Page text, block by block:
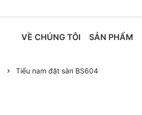
VỀ CHÚNG TÔI SẢN PHẨM
TIN TỨC
Tiểu nam đặt sàn BS604